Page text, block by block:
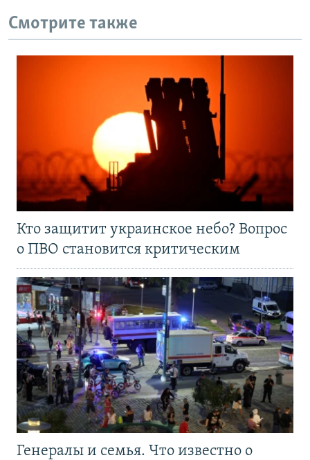
Смотрите также
Кто защитит украинское небо? Вопрос
о ПВО становится критическим
Генералы и семья. Что известно о